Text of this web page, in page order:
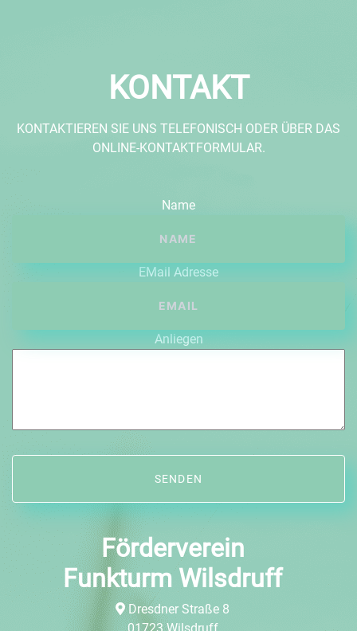
KONTAKT
KONTAKTIEREN SIE UNS TELEFONISCH ODER ÜBER DAS
ONLINE-KONTAKTFORMULAR.
Name
EMail Adresse
Anliegen
Förderverein
Funkturm Wilsdruff
Dresdner Straße 8